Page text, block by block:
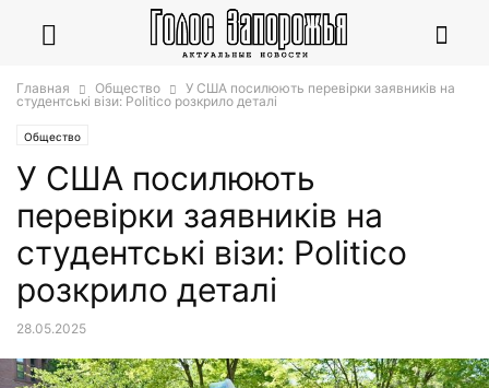
Главная Общество
У США посилюють перевірки заявників на
студентські візи: Politico розкрило деталі
Общество
У США посилюють
перевірки заявників на
студентські візи: Politico
розкрило деталі
28.05.2025